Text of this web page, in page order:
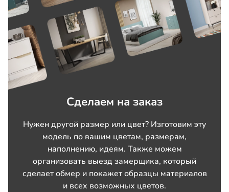
Сделаем на заказ
Нужен другой размер или цвет? Изготовим эту
модель по вашим цветам, размерам,
наполнению, идеям. Также можем
организовать выезд замерщика, который
сделает обмер и покажет образцы материалов
и всех возможных цветов.